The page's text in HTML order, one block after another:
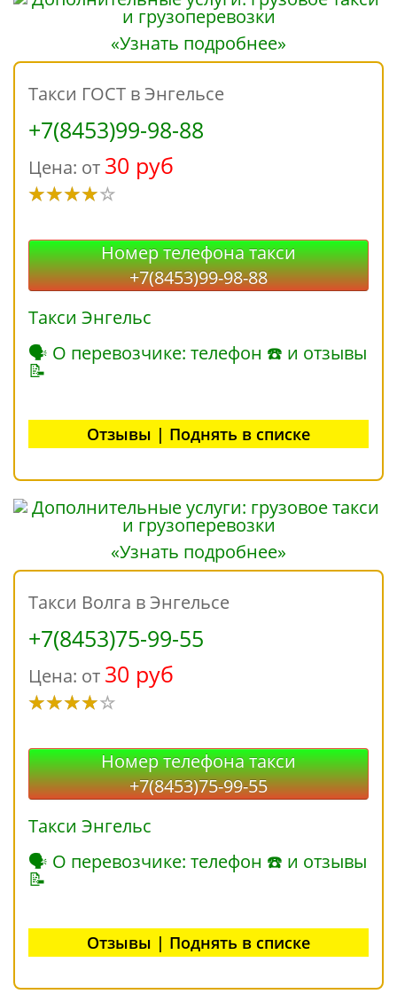
«Узнать подробнее»
Такси ГОСТ в Энгельсе
+7(8453)99-98-88
Цена: от 30 руб
Номер телефона такси
+7(8453)99-98-88
Такси Энгельс
🗣 О перевозчике: телефон ☎ и отзывы
📝
Отзывы | Поднять в списке
«Узнать подробнее»
Такси Волга в Энгельсе
+7(8453)75-99-55
Цена: от 30 руб
Номер телефона такси
+7(8453)75-99-55
Такси Энгельс
🗣 О перевозчике: телефон ☎ и отзывы
📝
Отзывы | Поднять в списке